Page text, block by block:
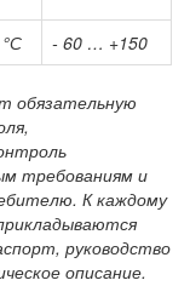
- 60 … +150
обязательную
требованиям и
К каждому
руководство
описание.